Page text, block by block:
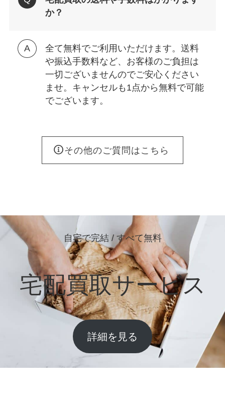
か？
全て無料でご利用いただけます。送料
や振込手数料など、お客様のご負担は
一切ございませんのでご安心ください
ませ。キャンセルも1点から無料で可能
でございます。
その他のご質問はこちら
自宅で完結 / すべて無料
宅配買取サービス
詳細を見る